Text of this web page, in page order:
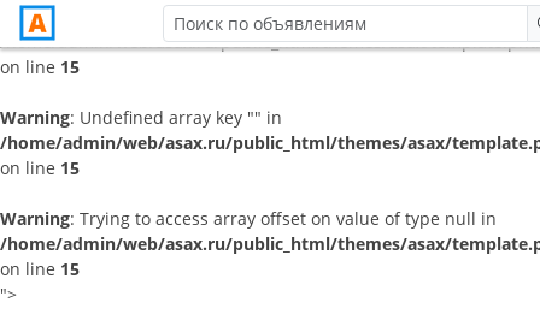
/home/admin/web/asax.ru/public_html/themes/asax/
on line 15
Warning: Undefined array key "" in
/home/admin/web/asax.ru/public_html/themes/asax/
on line 15
Warning: Trying to access array offset on value of type null in
/home/admin/web/asax.ru/public_html/themes/asax/
on line 15
">